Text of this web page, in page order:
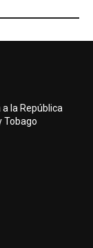
la República
Tobago